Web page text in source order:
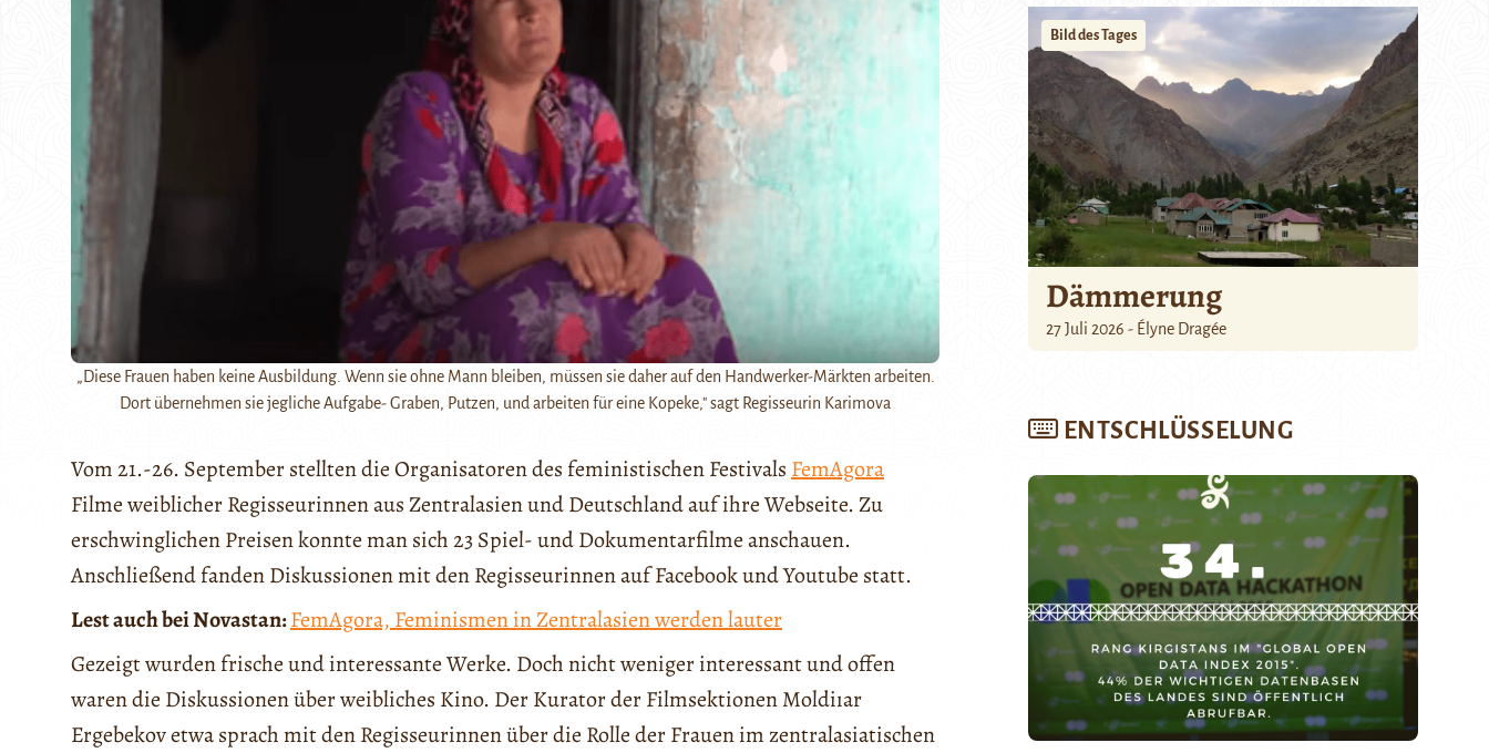
„Diese Frauen haben keine Ausbildung. Wenn sie ohne Mann bleiben, müssen sie daher auf den Handwerker-Märkten arbeiten.
Dort übernehmen sie jegliche Aufgabe- Graben, Putzen, und arbeiten für eine Kopeke," sagt Regisseurin Karimova
Vom 21.-26. September stellten die Organisatoren des feministischen Festivals FemAgora
Filme weiblicher Regisseurinnen aus Zentralasien und Deutschland auf ihre Webseite. Zu
erschwinglichen Preisen konnte man sich 23 Spiel- und Dokumentarfilme anschauen.
Anschließend fanden Diskussionen mit den Regisseurinnen auf Facebook und Youtube statt.
Lest auch bei Novastan:FemAgora, Feminismen in Zentralasien werden lauter
Gezeigt wurden frische und interessante Werke. Doch nicht weniger interessant und offen
waren die Diskussionen über weibliches Kino. Der Kurator der Filmsektionen Moldiıar
Ergebekov etwa sprach mit den Regisseurinnen über die Rolle der Frauen im zentralasiatischen
Bild des Tages
Dämmerung
27 Juli 2026 - Élyne Dragée
ENTSCHLÜSSELUNG